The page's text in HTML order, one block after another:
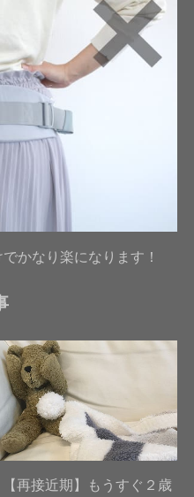
かなり楽になります！
【再接近期】もうすぐ２歳